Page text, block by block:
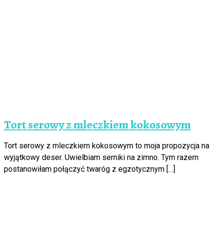
Tort serowy z mleczkiem kokosowym
Tort serowy z mleczkiem kokosowym to moja propozycja na
wyjątkowy deser. Uwielbiam serniki na zimno. Tym razem
postanowiłam połączyć twaróg z egzotycznym […]